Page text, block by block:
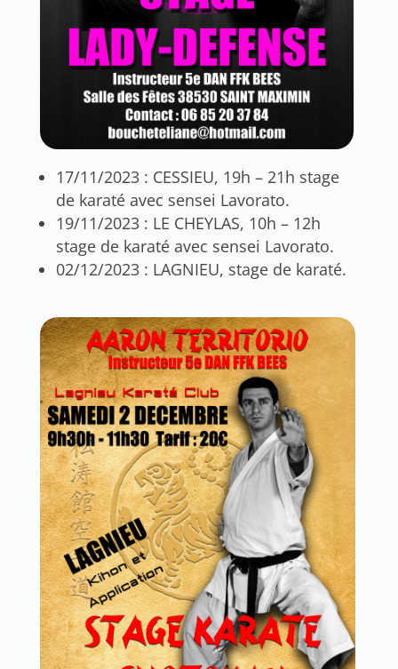
17/11/2023 : CESSIEU, 19h – 21h stage
de karaté avec sensei Lavorato.
19/11/2023 : LE CHEYLAS, 10h – 12h
stage de karaté avec sensei Lavorato.
02/12/2023 : LAGNIEU, stage de karaté.